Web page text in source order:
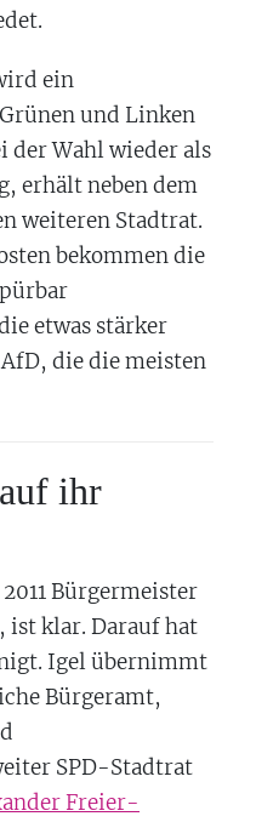
ein
und Linken
der Wahl wieder als
erhält neben dem
weiteren Stadtrat.
bekommen die
etwas stärker
die die meisten
ihr
Bürgermeister
ist klar. Darauf hat
Igel übernimmt
Bürgeramt,
SPD-Stadtrat
Freier-